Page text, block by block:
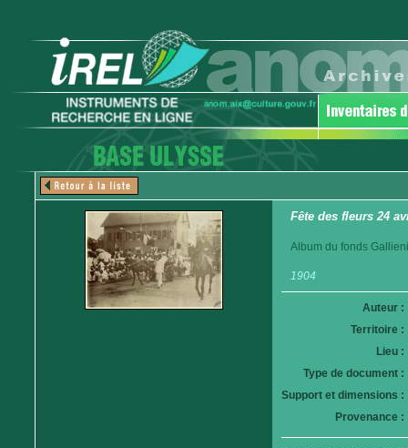
Fête des fleurs 24
Album du fonds
1904
Auteur :
Territoire :
Lieu :
Type de document :
Support et dimensions :
Provenance :